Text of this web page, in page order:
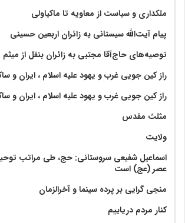
ملکداری و سیاست از معاویه تا ماکیاولی
پیام آیت‌الله سیستانی به زائران اربعین حسینی
توصیه‌های حاج‌آقا مجتبی به زائران بنقل از
راز کین جویی غرب و یهود علیه اسلام ، ایران و
راز کین جویی غرب و یهود علیه اسلام ، ایران و
مثلث مقدس
ولايت‏
اسماعیل شفیعی سروستانی: حج، طی مراتب
عصر (عج) است
منجی گرایی بر پرده سینما و آخرالزمان
کنار مردم دریاییم